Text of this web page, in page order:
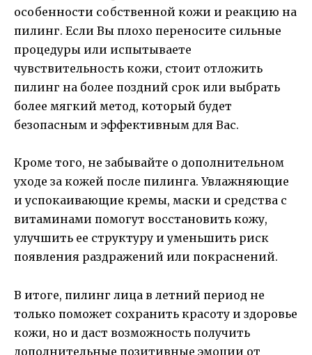
особенности собственной кожи и реакцию на
пилинг. Если Вы плохо переносите сильные
процедуры или испытываете
чувствительность кожи, стоит отложить
пилинг на более поздний срок или выбрать
более мягкий метод, который будет
безопасным и эффективным для Вас.
Кроме того, не забывайте о дополнительном
уходе за кожей после пилинга. Увлажняющие
и успокаивающие кремы, маски и средства с
витаминами помогут восстановить кожу,
улучшить ее структуру и уменьшить риск
появления раздражений или покраснений.
В итоге, пилинг лица в летний период не
только поможет сохранить красоту и здоровье
кожи, но и даст возможность получить
дополнительные позитивные эмоции от